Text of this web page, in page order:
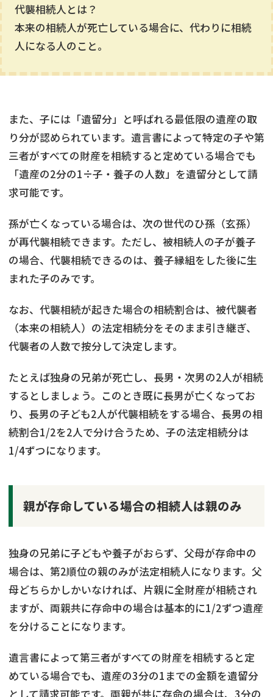
代襲相続人とは？
本来の相続人が死亡している場合に、代わりに相続
人になる人のこと。
また、子には「遺留分」と呼ばれる最低限の遺産の取
り分が認められています。遺言書によって特定の子や第
三者がすべての財産を相続すると定めている場合でも
「遺産の2分の1÷子・養子の人数」を遺留分として請
求可能です。
孫が亡くなっている場合は、次の世代のひ孫（玄孫）
が再代襲相続できます。ただし、被相続人の子が養子
の場合、代襲相続できるのは、養子縁組をした後に生
まれた子のみです。
なお、代襲相続が起きた場合の相続割合は、被代襲者
（本来の相続人）の法定相続分をそのまま引き継ぎ、
代襲者の人数で按分して決定します。
たとえば独身の兄弟が死亡し、長男・次男の2人が相続
するとしましょう。このとき既に長男が亡くなってお
り、長男の子ども2人が代襲相続をする場合、長男の相
続割合1/2を2人で分け合うため、子の法定相続分は
1/4ずつになります。
親が存命している場合の相続人は親のみ
独身の兄弟に子どもや養子がおらず、父母が存命中の
場合は、第2順位の親のみが法定相続人になります。父
母どちらかしかいなければ、片親に全財産が相続され
ますが、両親共に存命中の場合は基本的に1/2ずつ遺産
を分けることになります。
遺言書によって第三者がすべての財産を相続すると定
めている場合でも、遺産の3分の1までの金額を遺留分
として請求可能です。両親が共に存命の場合は、3分の